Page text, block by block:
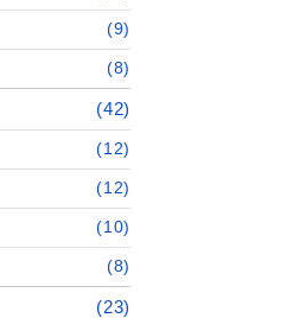
(9)
(8)
(42)
(12)
(12)
(10)
(8)
(23)